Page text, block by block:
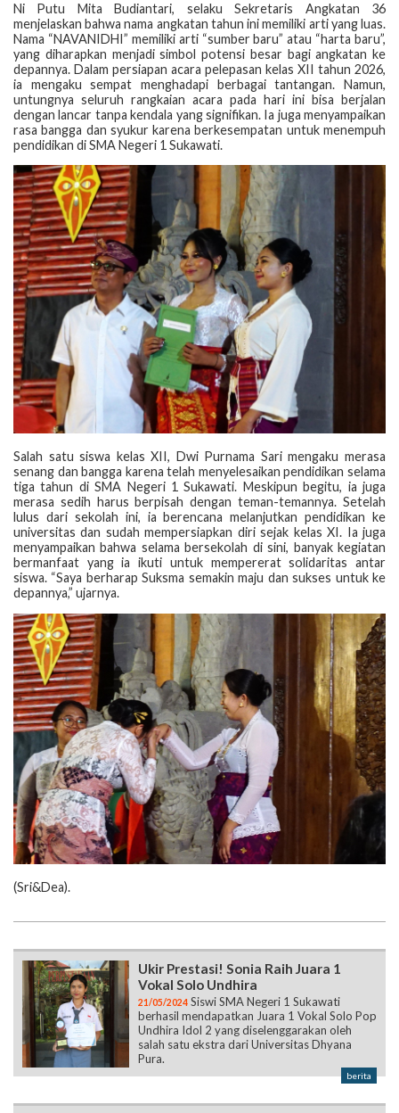
‎Ni Putu Mita Budiantari, selaku Sekretaris Angkatan 36
menjelaskan bahwa nama angkatan tahun ini memiliki arti yang luas.
Nama “NAVANIDHI” memiliki arti “sumber baru” atau “harta baru”,
yang diharapkan menjadi simbol potensi besar bagi angkatan ke
depannya. Dalam persiapan acara pelepasan kelas XII tahun 2026,
ia mengaku sempat menghadapi berbagai tantangan. Namun,
untungnya seluruh rangkaian acara pada hari ini bisa berjalan
dengan lancar tanpa kendala yang signifikan. Ia juga menyampaikan
rasa bangga dan syukur karena berkesempatan untuk menempuh
pendidikan di SMA Negeri 1 Sukawati.
‎Salah satu siswa kelas XII, Dwi Purnama Sari mengaku merasa
senang dan bangga karena telah menyelesaikan pendidikan selama
tiga tahun di SMA Negeri 1 Sukawati. Meskipun begitu, ia juga
merasa sedih harus berpisah dengan teman-temannya. Setelah
lulus dari sekolah ini, ia berencana melanjutkan pendidikan ke
universitas dan sudah mempersiapkan diri sejak kelas XI. Ia juga
menyampaikan bahwa selama bersekolah di sini, banyak kegiatan
bermanfaat yang ia ikuti untuk mempererat solidaritas antar
siswa. “Saya berharap Suksma semakin maju dan sukses untuk ke
depannya,” ujarnya.
‎(‎Sri&Dea).
Ukir Prestasi! Sonia Raih Juara 1
Vokal Solo Undhira
21/05/2024 Siswi SMA Negeri 1 Sukawati
berhasil mendapatkan Juara 1 Vokal Solo Pop
Undhira Idol 2 yang diselenggarakan oleh
salah satu ekstra dari Universitas Dhyana
Pura.
berita